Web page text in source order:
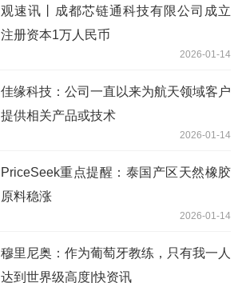
观速讯丨成都芯链通科技有限公司成立
注册资本1万人民币
2026-01-14
佳缘科技：公司一直以来为航天领域客户
提供相关产品或技术
2026-01-14
PriceSeek重点提醒：泰国产区天然橡胶
原料稳涨
2026-01-14
穆里尼奥：作为葡萄牙教练，只有我一人
达到世界级高度|快资讯